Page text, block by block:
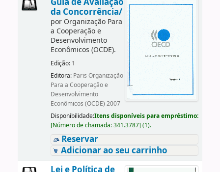
da Concorrência/
por Organização Para
a Cooperação e
Desenvolvimento
Econômicos (OCDE).
Edição: 1
Editora: Paris Organização
Para a Cooperação e
Desenvolvimento
Econômicos (OCDE) 2007
Disponibilidade:Itens disponíveis para empréstimo:
[Número de chamada:341.3787] (1).
Reservar
Adicionar ao seu carrinho